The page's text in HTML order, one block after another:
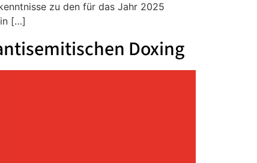
zu den für das Jahr 2025
[…]
Doxing